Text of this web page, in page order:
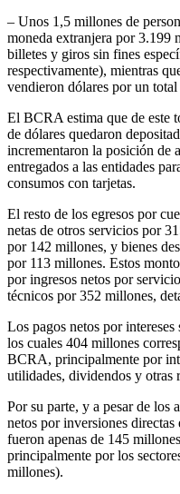
– Unos 1,5 millones de
moneda extranjera por 3.199
billetes y giros sin fines
respectivamente), mientras
vendieron dólares por un
El BCRA estima que de este
de dólares quedaron
incrementaron la posición de
entregados a las entidades
consumos con tarjetas.
El resto de los egresos por
netas de otros servicios por
por 142 millones, y bienes
por 113 millones. Estos
por ingresos netos por
técnicos por 352 millones,
Los pagos netos por
los cuales 404 millones
BCRA, principalmente por
utilidades, dividendos y otras
Por su parte, y a pesar de los
netos por inversiones
fueron apenas de 145
principalmente por los
millones).